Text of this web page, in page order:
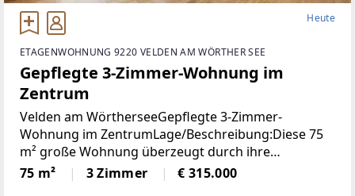
Heute
ETAGENWOHNUNG 9220 VELDEN AM WÖRTHER SEE
Gepflegte 3-Zimmer-Wohnung im
Zentrum
Velden am WörtherseeGepflegte 3-Zimmer-
Wohnung im ZentrumLage/Beschreibung:Diese 75
m² große Wohnung überzeugt durch ihre
durchdachte Raumaufteilung und ihre
ausgezeichnete Lage im Zentrum von Velden. Zwei
75 m² 3 Zimmer € 315.000